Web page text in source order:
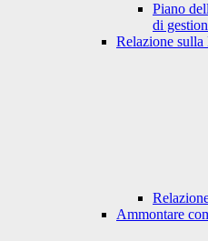
Piano
di
Relazione sulla
Ammontare